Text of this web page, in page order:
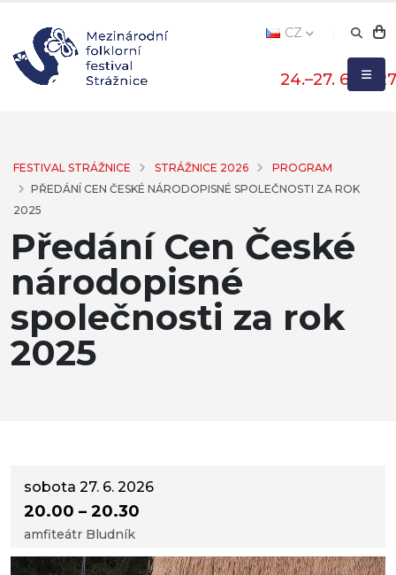
24.–27. 6. 2027
CZ
FESTIVAL STRÁŽNICE STRÁŽNICE 2026
PROGRAM
PŘEDÁNÍ CEN ČESKÉ NÁRODOPISNÉ SPOLEČNOSTI ZA ROK
2025
Předání Cen České
národopisné
společnosti za rok
2025
sobota 27. 6. 2026
20.00 – 20.30
amfiteátr Bludník